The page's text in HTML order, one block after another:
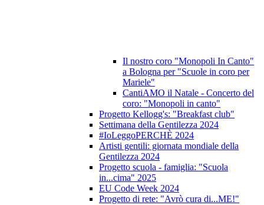
Il nostro coro "Monopoli In Canto"
a Bologna per "Scuole in coro per
Mariele"
CantiAMO il Natale - Concerto del
coro: "Monopoli in canto"
Progetto Kellogg's: "Breakfast club"
Settimana della Gentilezza 2024
#IoLeggoPERCHÈ 2024
Artisti gentili: giornata mondiale della
Gentilezza 2024
Progetto scuola - famiglia: "Scuola
in...cima" 2025
EU Code Week 2024
Progetto di rete: "Avrò cura di...ME!"